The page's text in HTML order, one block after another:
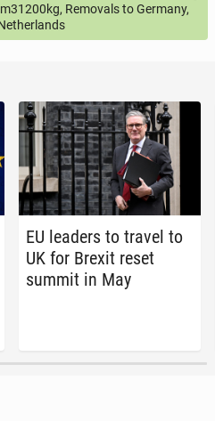
Removals to Germany,
EU leaders to travel to
UK for Brexit reset
summit in May